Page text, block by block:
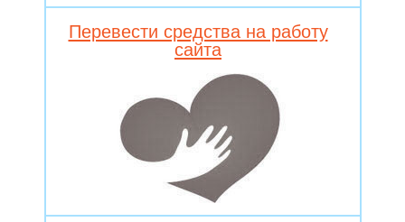
Перевести средства на работу
сайта